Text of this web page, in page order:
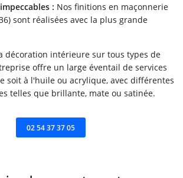
: Nos finitions en maçonnerie
sont réalisées avec la plus grande
décoration intérieure sur tous types de
offre un large éventail de services
soit à l'huile ou acrylique, avec différentes
telles que brillante, mate ou satinée.
02 54 37 37 05